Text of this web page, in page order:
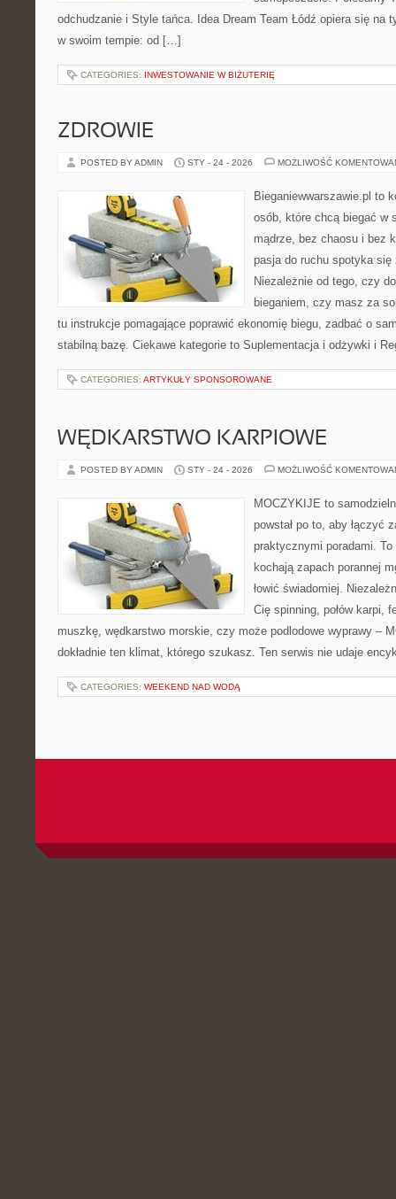
odchudzanie i Style tańca. Idea Dream Team Łódź opiera się na
w swoim tempie: od […]
CATEGORIES: INWESTOWANIE W BIŻUTERIĘ
ZDROWIE
POSTED BY ADMIN STY - 24 - 2026 MOŻLIWOŚĆ
Bieganiewwarszawie.pl to
osób, które chcą biegać w
mądrze, bez chaosu i bez
pasja do ruchu spotyka się
Niezależnie od tego, czy
bieganiem, czy masz za
tu instrukcje pomagające poprawić ekonomię biegu, zadbać o
stabilną bazę. Ciekawe kategorie to Suplementacja i odżywki i
CATEGORIES: ARTYKUŁY SPONSOROWANE
WĘDKARSTWO KARPIOWE
POSTED BY ADMIN STY - 24 - 2026 MOŻLIWOŚĆ
MOCZYKIJE to
powstał po to, aby łączyć
praktycznymi poradami.
kochają zapach porannej
łowić świadomiej.
Cię spinning, połów karpi,
muszkę, wędkarstwo morskie, czy może podlodowe wyprawy –
dokładnie ten klimat, którego szukasz. Ten serwis nie udaje
CATEGORIES: WEEKEND NAD WODĄ